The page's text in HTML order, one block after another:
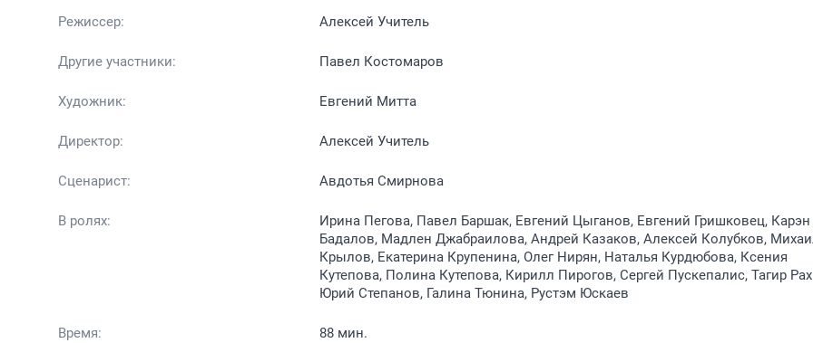
Режиссер: Алексей Учитель
Другие участники: Павел Костомаров
Художник: Евгений Митта
Директор: Алексей Учитель
Сценарист: Авдотья Смирнова
В ролях:
Ирина Пегова, Павел Баршак, Евгений Цыганов, Евгений Гришковец, Карэн
Бадалов, Мадлен Джабраилова, Андрей Казаков, Алексей Колубков,
Крылов, Екатерина Крупенина, Олег Нирян, Наталья Курдюбова, Ксения
Кутепова, Полина Кутепова, Кирилл Пирогов, Сергей Пускепалис, Тагир
Юрий Степанов, Галина Тюнина, Рустэм Юскаев
Время: 88 мин.